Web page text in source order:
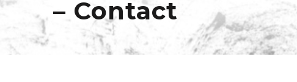
へ
ッ
– Contact